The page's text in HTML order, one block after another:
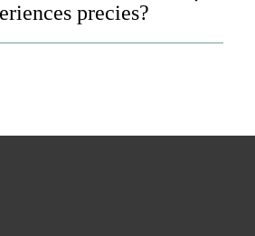
precies?